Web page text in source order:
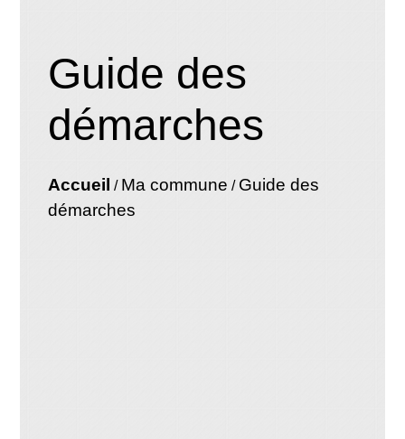
Guide des
démarches
Accueil / Ma commune / Guide des
démarches